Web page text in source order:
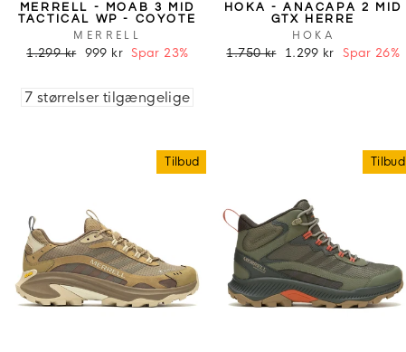
MERRELL - MOAB 3 MID
TACTICAL WP - COYOTE
MERRELL
1.299 kr 999 kr Spar 23%
7 størrelser tilgængelige
HOKA - ANACAPA 2 MID
GTX HERRE
HOKA
1.750 kr 1.299 kr Spar 26%
Tilbud Tilbud